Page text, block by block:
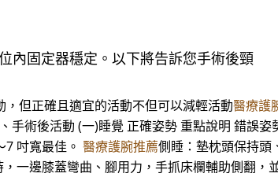
內固定器穩定。以下將告訴您手術後頸
但正確且適宜的活動不但可以減輕活動醫療護
手術後活動 (一)睡覺 正確姿勢 重點說明 錯誤
吋寬最佳。 醫療護腕推薦側睡：墊枕頭保持頭
一邊膝蓋彎曲、腳用力，手抓床欄輔助側翻